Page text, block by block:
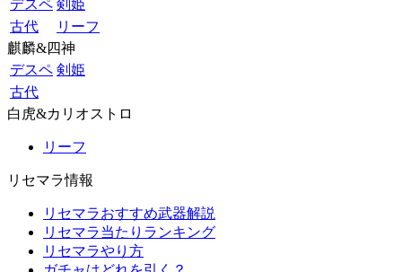
デスペ 剣姫
古代
リーフ
麒麟&四神
デスペ 剣姫
古代
白虎&カリオストロ
リーフ
リセマラ情報
リセマラおすすめ武器解説
リセマラ当たりランキング
リセマラやり方